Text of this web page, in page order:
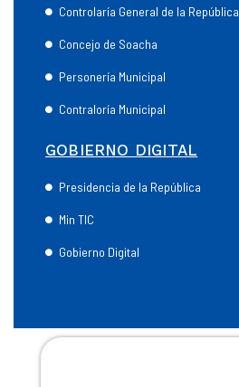
Controlaría General de la República
Concejo de Soacha
Personería Municipal
Contraloría Municipal
GOBIERNO DIGITAL
Presidencia de la República
Min TIC
Gobierno Digital